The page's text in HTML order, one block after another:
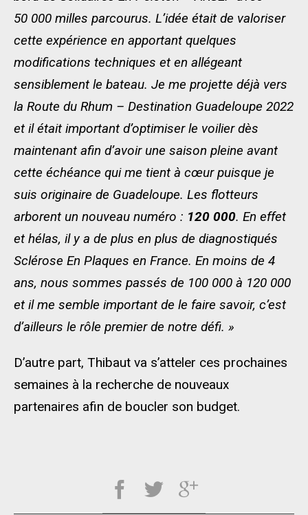
50 000 milles parcourus. L’idée était de valoriser
cette expérience en apportant quelques
modifications techniques et en allégeant
sensiblement le bateau. Je me projette déjà vers
la Route du Rhum – Destination Guadeloupe 2022
et il était important d’optimiser le voilier dès
maintenant afin d’avoir une saison pleine avant
cette échéance qui me tient à cœur puisque je
suis originaire de Guadeloupe. Les flotteurs
arborent un nouveau numéro : 120 000. En effet
et hélas, il y a de plus en plus de diagnostiqués
Sclérose En Plaques en France. En moins de 4
ans, nous sommes passés de 100 000 à 120 000
et il me semble important de le faire savoir, c’est
d’ailleurs le rôle premier de notre défi. »
D’autre part, Thibaut va s’atteler ces prochaines
semaines à la recherche de nouveaux
partenaires afin de boucler son budget.